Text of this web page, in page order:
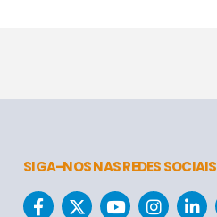
SIGA-NOS NAS REDES SOCIAIS